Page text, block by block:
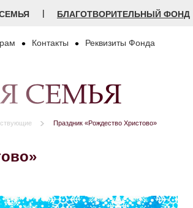
| БЛАГОТВОРИТЕЛЬНЫЙ ФОНД
Контакты Реквизиты Фонда
СЕМЬЯ
Праздник «Рождество Христово»